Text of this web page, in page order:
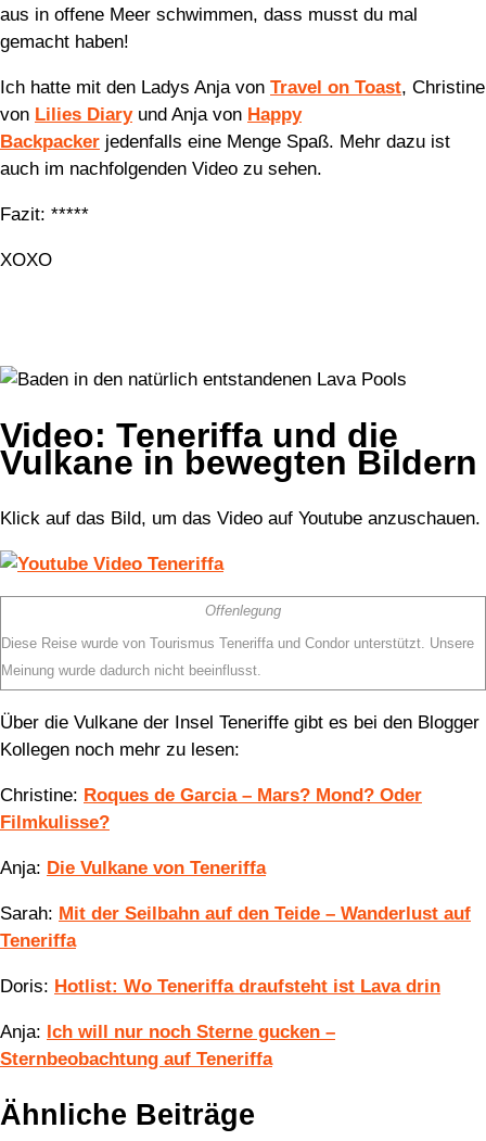
aus in offene Meer schwimmen, dass musst du mal
gemacht haben!
Ich hatte mit den Ladys Anja von Travel on Toast, Christine
von Lilies Diaryund Anja von Happy
Backpacker jedenfalls eine Menge Spaß. Mehr dazu ist
auch im nachfolgenden Video zu sehen.
Fazit: *****
XOXO
Video: Teneriffa und die
Vulkane in bewegten Bildern
Klick auf das Bild, um das Video auf Youtube anzuschauen.
Offenlegung
Diese Reise wurde von Tourismus Teneriffa und Condor unterstützt. Unsere
Meinung wurde dadurch nicht beeinflusst.
Über die Vulkane der Insel Teneriffe gibt es bei den Blogger
Kollegen noch mehr zu lesen:
Christine: Roques de Garcia – Mars? Mond? Oder
Filmkulisse?
Anja: Die Vulkane von Teneriffa
Sarah: Mit der Seilbahn auf den Teide – Wanderlust auf
Teneriffa
Doris: Hotlist: Wo Teneriffa draufsteht ist Lava drin
Anja: Ich will nur noch Sterne gucken –
Sternbeobachtung auf Teneriffa
Ähnliche Beiträge